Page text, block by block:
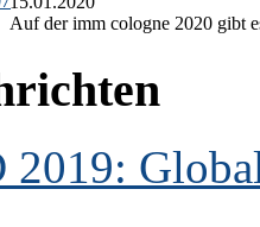
Auf der imm cologne 2020 gibt